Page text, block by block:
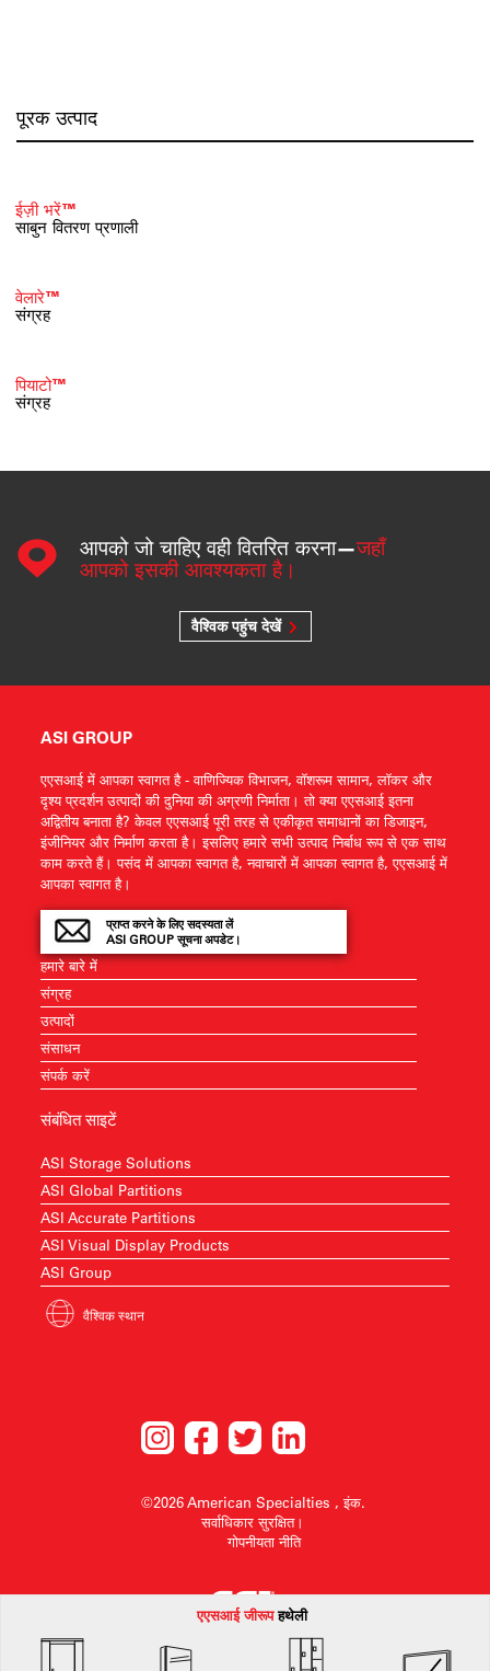
पूरक उत्पाद
ईज़ी भरें™
साबुन वितरण प्रणाली
वेलारे™
संग्रह
पियाटो™
संग्रह
आपको जो चाहिए वही वितरित करना—जहाँ
आपको इसकी आवश्यकता है।
वैश्विक पहुंच देखें
एएसआई जीरूप हथेली
ASI GROUP
एएसआई में आपका स्वागत है - वाणिज्यिक विभाजन, वॉशरूम सामान, लॉकर और
दृश्य प्रदर्शन उत्पादों की दुनिया की अग्रणी निर्माता। तो क्या एएसआई इतना
अद्वितीय बनाता है? केवल एएसआई पूरी तरह से एकीकृत समाधानों का डिजाइन,
इंजीनियर और निर्माण करता है। इसलिए हमारे सभी उत्पाद निर्बाध रूप से एक साथ
काम करते हैं। पसंद में आपका स्वागत है, नवाचारों में आपका स्वागत है, एएसआई में
आपका स्वागत है।
प्राप्त करने के लिए सदस्यता लें
ASI GROUP सूचना अपडेट।
हमारे बारे में
संग्रह
उत्पादों
संसाधन
संपर्क करें
संबंधित साइटें
ASI Storage Solutions
ASI Global Partitions
ASI Accurate Partitions
ASI Visual Display Products
ASI Group
वैश्विक स्थान
©2026 American Specialties , इंक.
सर्वाधिकार सुरक्षित।
गोपनीयता नीति